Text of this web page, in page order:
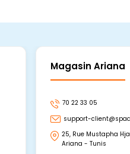
Magasin Ariana
70 22 33 05
support-
25, Rue Mustapha
Ariana - Tunis